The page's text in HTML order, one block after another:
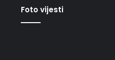
Foto vijesti